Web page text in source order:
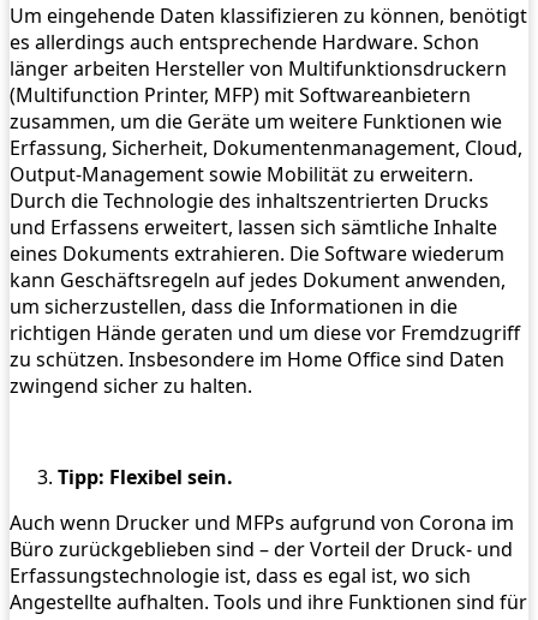
Um eingehende Daten klassifizieren zu können, benötigt
es allerdings auch entsprechende Hardware. Schon
länger arbeiten Hersteller von Multifunktionsdruckern
(Multifunction Printer, MFP) mit Softwareanbietern
zusammen, um die Geräte um weitere Funktionen wie
Erfassung, Sicherheit, Dokumentenmanagement, Cloud,
Output-Management sowie Mobilität zu erweitern.
Durch die Technologie des inhaltszentrierten Drucks
und Erfassens erweitert, lassen sich sämtliche Inhalte
eines Dokuments extrahieren. Die Software wiederum
kann Geschäftsregeln auf jedes Dokument anwenden,
um sicherzustellen, dass die Informationen in die
richtigen Hände geraten und um diese vor Fremdzugriff
zu schützen. Insbesondere im Home Office sind Daten
zwingend sicher zu halten.
Tipp: Flexibel sein.
Auch wenn Drucker und MFPs aufgrund von Corona im
Büro zurückgeblieben sind – der Vorteil der Druck- und
Erfassungstechnologie ist, dass es egal ist, wo sich
Angestellte aufhalten. Tools und ihre Funktionen sind für